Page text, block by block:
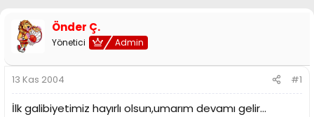
u
y
u
a
ş
l
a
a
n
ı
t
a
Önder Ç.
Yönetici Admin
13 Kas 2004 #1
İlk galibiyetimiz hayırlı olsun,umarım devamı gelir...